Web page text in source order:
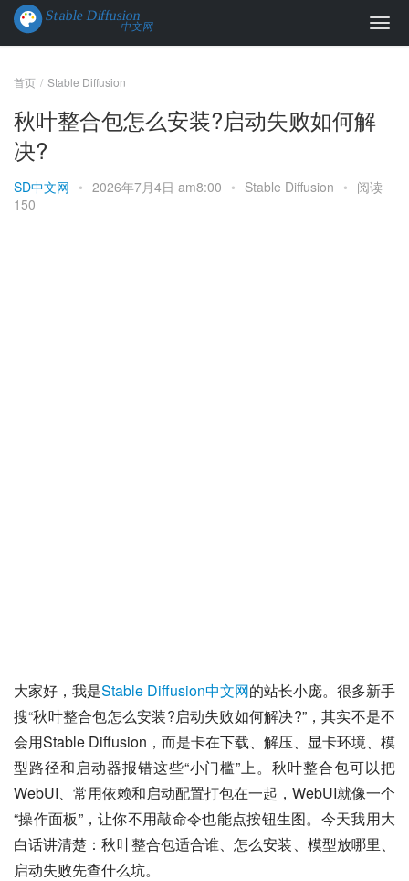
首页 Stable Diffusion
秋叶整合包怎么安装?启动失败如何解
决?
SD中文网 • 2026年7月4日 am8:00 • Stable Diffusion • 阅读
150
大家好，我是Stable Diffusion中文网的站长小庞。很多新手
搜“秋叶整合包怎么安装?启动失败如何解决?”，其实不是不
会用Stable Diffusion，而是卡在下载、解压、显卡环境、模
型路径和启动器报错这些“小门槛”上。秋叶整合包可以把
WebUI、常用依赖和启动配置打包在一起，WebUI就像一个
“操作面板”，让你不用敲命令也能点按钮生图。今天我用大
白话讲清楚：秋叶整合包适合谁、怎么安装、模型放哪里、
启动失败先查什么坑。